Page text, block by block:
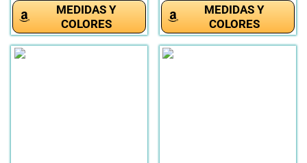
MEDIDAS Y
COLORES
MEDIDAS Y
COLORES